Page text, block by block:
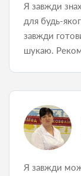
Я завжди
для будь-
завжди
шукаю.
Я завжди